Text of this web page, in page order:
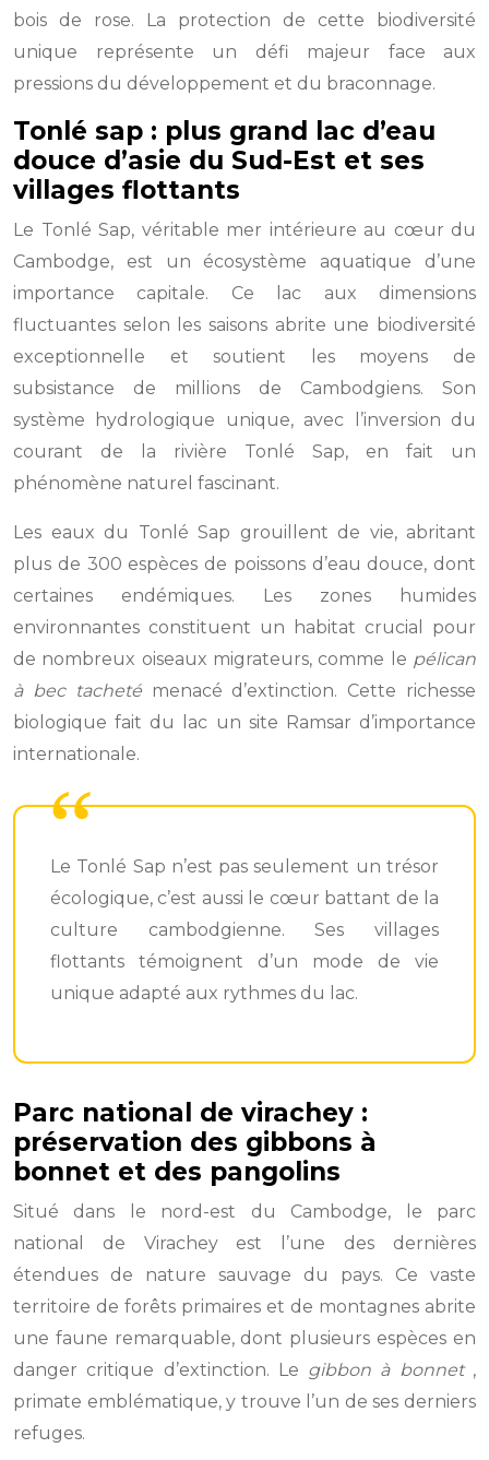
bois de rose. La protection de cette biodiversité
unique représente un défi majeur face aux
pressions du développement et du braconnage.
Tonlé sap : plus grand lac d’eau
douce d’asie du Sud-Est et ses
villages flottants
Le Tonlé Sap, véritable mer intérieure au cœur du
Cambodge, est un écosystème aquatique d’une
importance capitale. Ce lac aux dimensions
fluctuantes selon les saisons abrite une biodiversité
exceptionnelle et soutient les moyens de
subsistance de millions de Cambodgiens. Son
système hydrologique unique, avec l’inversion du
courant de la rivière Tonlé Sap, en fait un
phénomène naturel fascinant.
Les eaux du Tonlé Sap grouillent de vie, abritant
plus de 300 espèces de poissons d’eau douce, dont
certaines endémiques. Les zones humides
environnantes constituent un habitat crucial pour
de nombreux oiseaux migrateurs, comme le pélican
à bec tacheté menacé d’extinction. Cette richesse
biologique fait du lac un site Ramsar d’importance
internationale.
Le Tonlé Sap n’est pas seulement un trésor
écologique, c’est aussi le cœur battant de la
culture cambodgienne. Ses villages
flottants témoignent d’un mode de vie
unique adapté aux rythmes du lac.
Parc national de virachey :
préservation des gibbons à
bonnet et des pangolins
Situé dans le nord-est du Cambodge, le parc
national de Virachey est l’une des dernières
étendues de nature sauvage du pays. Ce vaste
territoire de forêts primaires et de montagnes abrite
une faune remarquable, dont plusieurs espèces en
danger critique d’extinction. Le gibbon à bonnet ,
primate emblématique, y trouve l’un de ses derniers
refuges.